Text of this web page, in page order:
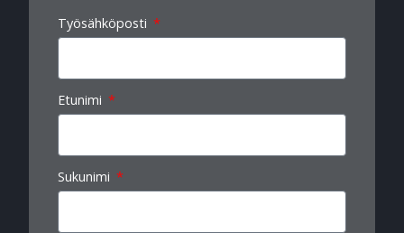
Työsähköposti
Etunimi
Sukunimi